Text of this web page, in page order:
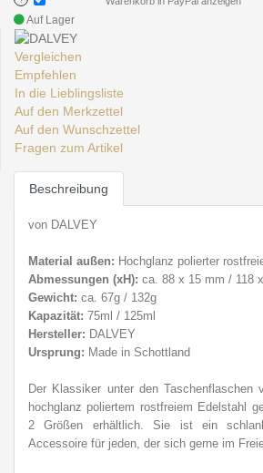
Auf Lager
Vergleichen
Empfehlen
In die Lieblingsliste
Auf den Merkzettel
Auf den Wunschzettel
Fragen zum Artikel
Beschreibung
von DALVEY
Material außen: Hochglanz polierter
Abmessungen (xH): ca. 88 x 15 mm / 118
Gewicht: ca. 67g / 132g
Kapazität: 75ml / 125ml
Hersteller: DALVEY
Ursprung: Made in Schottland
Der Klassiker unter den Taschenflaschen
hochglanz poliertem rostfreiem Edelstahl
2 Größen erhältlich. Sie ist ein
Accessoire für jeden, der sich gerne im